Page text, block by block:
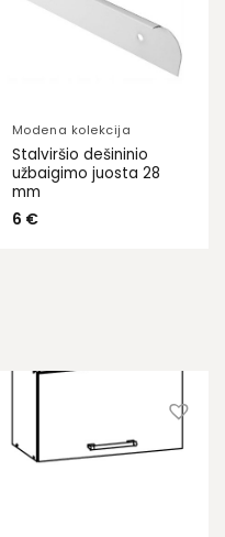
Modena kolekcija
Stalviršio dešininio
užbaigimo juosta 28
mm
6 €